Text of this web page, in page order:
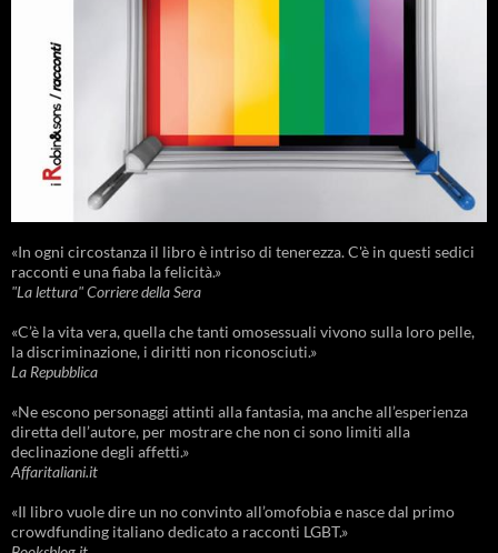
«In ogni circostanza il libro è intriso di tenerezza. C'è in questi sedici
racconti e una fiaba la felicità.»
"La lettura" Corriere della Sera
«C’è la vita vera, quella che tanti omosessuali vivono sulla loro pelle,
la discriminazione, i diritti non riconosciuti.»
La Repubblica
«Ne escono personaggi attinti alla fantasia, ma anche all’esperienza
diretta dell’autore, per mostrare che non ci sono limiti alla
declinazione degli affetti.»
Affaritaliani.it
«Il libro vuole dire un no convinto all’omofobia e nasce dal primo
crowdfunding italiano dedicato a racconti LGBT.»